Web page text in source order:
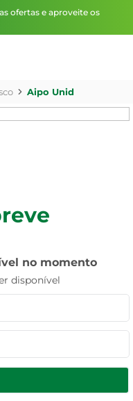
ofertas e aproveite os
Aipo Unid
no momento
disponível